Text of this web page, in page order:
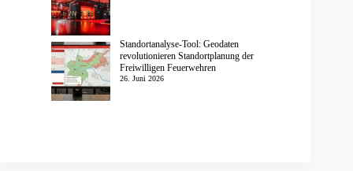
Standortanalyse-Tool: Geodaten
revolutionieren Standortplanung der
Freiwilligen Feuerwehren
26. Juni 2026